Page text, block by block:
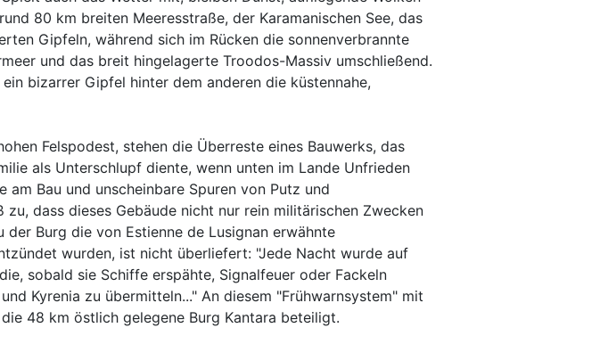
80 km breiten Meeresstraße, der Karamanischen See, das
Gipfeln, während sich im Rücken die sonnenverbrannte
und das breit hingelagerte Troodos-Massiv umschließend.
bizarrer Gipfel hinter dem anderen die küstennahe,
Felspodest, stehen die Überreste eines Bauwerks, das
als Unterschlupf diente, wenn unten im Lande Unfrieden
am Bau und unscheinbare Spuren von Putz und
zu, dass dieses Gebäude nicht nur rein militärischen Zwecken
Burg die von Estienne de Lusignan erwähnte
wurden, ist nicht überliefert: "Jede Nacht wurde auf
sobald sie Schiffe erspähte, Signalfeuer oder Fackeln
Kyrenia zu übermitteln..." An diesem "Frühwarnsystem" mit
48 km östlich gelegene Burg Kantara beteiligt.